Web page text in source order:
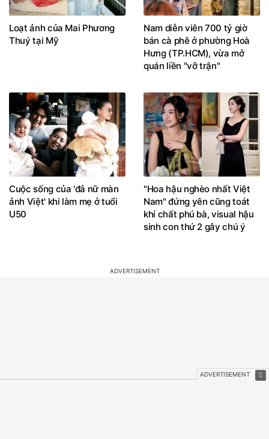
Loạt ảnh của Mai Phương
Thuý tại Mỹ
Nam diễn viên 700 tỷ giờ
bán cà phê ở phường Hoà
Hưng (TP.HCM), vừa mở
quán liền "vỡ trận"
Cuộc sống của 'đả nữ màn
ảnh Việt' khi làm mẹ ở tuổi
U50
"Hoa hậu nghèo nhất Việt
Nam" đứng yên cũng toát
khí chất phú bà, visual hậu
sinh con thứ 2 gây chú ý